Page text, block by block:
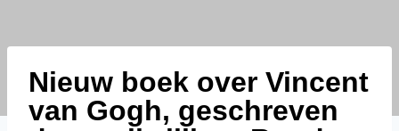
Nieuw boek over Vincent
van Gogh, geschreven